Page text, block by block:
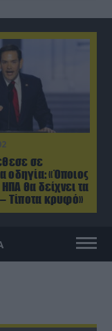
σε
οδηγία: «Όποιος
ΗΠΑ θα δείχνει τα
Τίποτα κρυφό»